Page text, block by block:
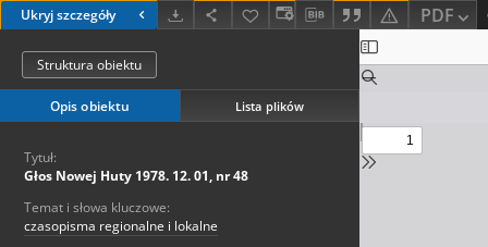
Ukryj szczegóły PDF
Struktura obiektu
Opis obiektu Lista plików
Tytuł:
Głos Nowej Huty 1978. 12. 01, nr 48
Temat i słowa kluczowe:
czasopisma regionalne i lokalne